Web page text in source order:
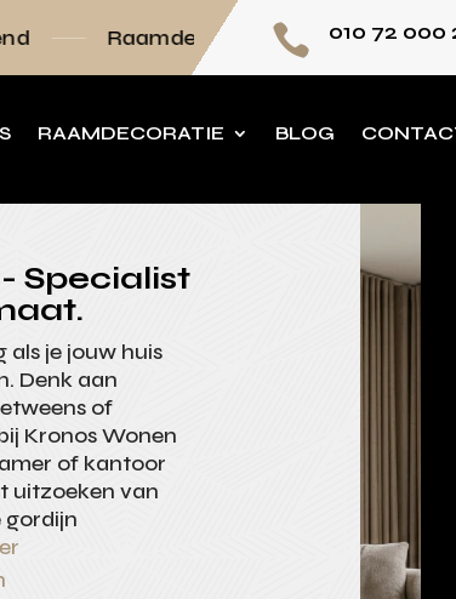
volledig op maat
 010 72 000
RAAMDECORATIE BLOG
Specialist
als je jouw huis
Denk aan
of
Kronos Wonen
of kantoor
uitzoeken van
gordijn